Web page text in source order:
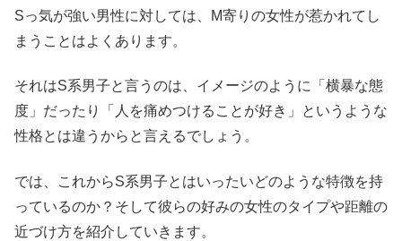
Sっ気が強い男性に対しては、M寄りの女性が惹かれてし
まうことはよくあります。
それはS系男子と言うのは、イメージのように「横暴な態
度」だったり「人を痛めつけることが好き」というような
性格とは違うからと言えるでしょう。
では、これからS系男子とはいったいどのような特徴を持
っているのか？そして彼らの好みの女性のタイプや距離の
近づけ方を紹介していきます。